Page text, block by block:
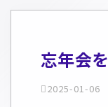
忘年会
2025-01-06